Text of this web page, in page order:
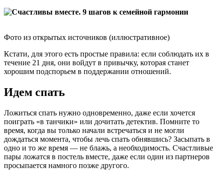
Фото из открытых источников (иллюстративное)
Кстати, для этого есть простые правила: если соблюдать их в
течение 21 дня, они войдут в привычку, которая станет
хорошим подспорьем в поддержании отношений.
Идем спать
Ложиться спать нужно одновременно, даже если хочется
поиграть «в танчики» или дочитать детектив. Помните то
время, когда вы только начали встречаться и не могли
дождаться момента, чтобы лечь спать обнявшись? Засыпать в
одно и то же время — не блажь, а необходимость. Счастливые
пары ложатся в постель вместе, даже если один из партнеров
просыпается намного позже другого.